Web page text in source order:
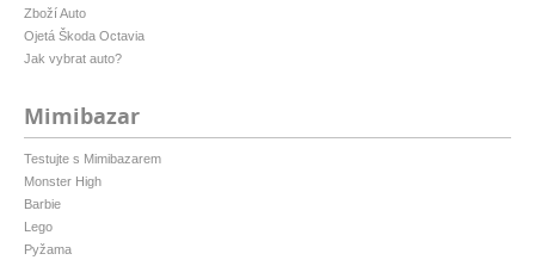
Zboží Auto
Ojetá Škoda Octavia
Jak vybrat auto?
Mimibazar
Testujte s Mimibazarem
Monster High
Barbie
Lego
Pyžama